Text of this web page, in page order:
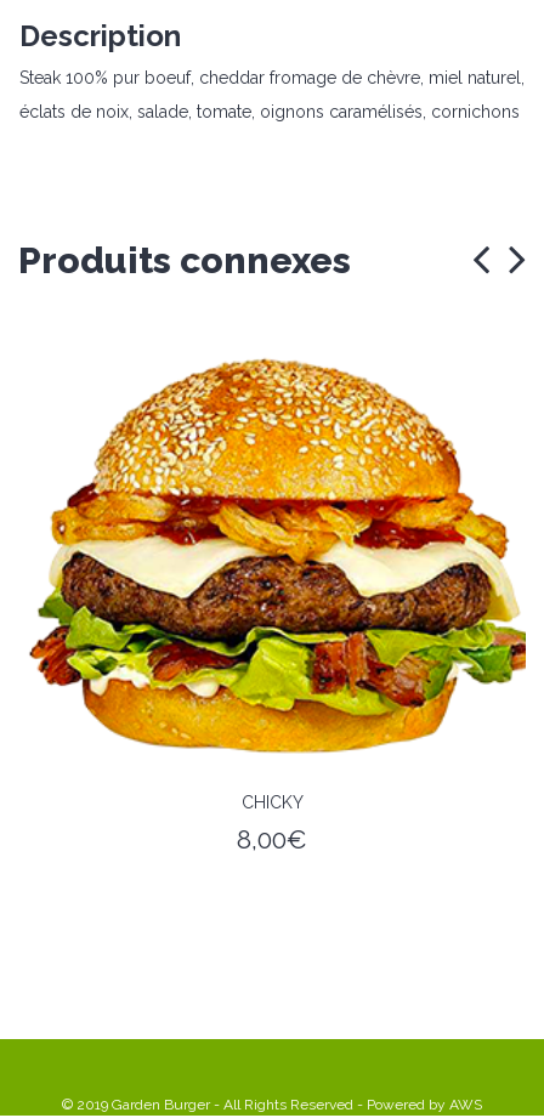
Description
Steak 100% pur boeuf, cheddar fromage de chèvre, miel naturel,
éclats de noix, salade, tomate, oignons caramélisés, cornichons
Produits connexes
CHICKY
8,00€
© 2019 Garden Burger - All Rights Reserved - Powered by AWS